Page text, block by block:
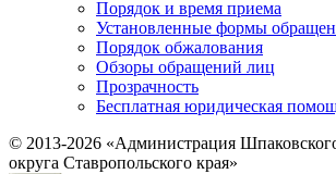
Порядок и время приема
Установленные формы
Порядок обжалования
Обзоры обращений лиц
Прозрачность
Бесплатная юридическая
© 2013-2026 «Администрация
округа Ставропольского края»